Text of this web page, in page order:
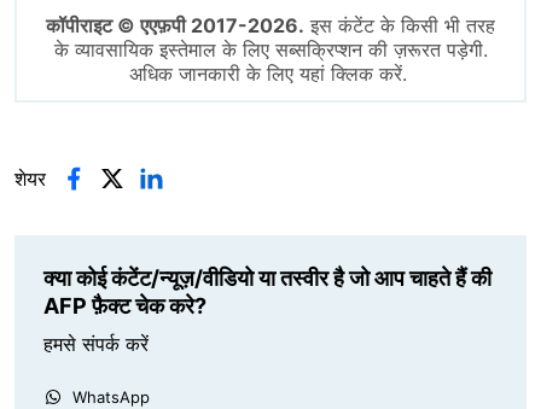
कॉपीराइट © एएफ़पी 2017-2026. इस कंटेंट के किसी भी तरह
के व्यावसायिक इस्तेमाल के लिए सब्सक्रिप्शन की ज़रूरत पड़ेगी.
अधिक जानकारी के लिए यहां क्लिक करें.
शेयर
क्या कोई कंटेंट/न्यूज़/वीडियो या तस्वीर है जो आप चाहते हैं की
AFP फ़ैक्ट चेक करे?
हमसे संपर्क करें
WhatsApp